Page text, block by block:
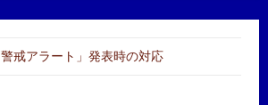
警戒アラート」発表時の対応